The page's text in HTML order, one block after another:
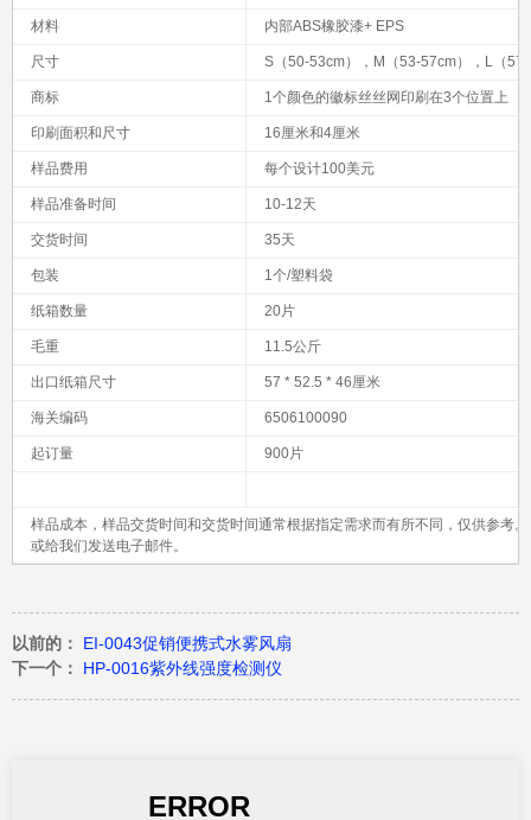
材料 内部ABS橡胶漆+ EPS
尺寸 S（50-53cm），M（53-57cm），L（
商标 1个颜色的徽标丝丝网印刷在3个位置上
印刷面积和尺寸 16厘米和4厘米
样品费用 每个设计100美元
样品准备时间 10-12天
交货时间 35天
包装 1个/塑料袋
纸箱数量 20片
毛重 11.5公斤
出口纸箱尺寸 57 * 52.5 * 46厘米
海关编码 6506100090
起订量 900片
样品成​​本，样品交货时间和交货时间通常根据指定需求而有所不同，仅供参考
或给我们发送电子邮件。
以前的：
EI-0043促销便携式水雾风扇
下一个：
HP-0016紫外线强度检测仪